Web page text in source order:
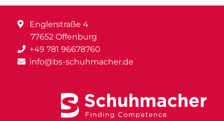
Englerstraße 4
77652 Offenburg
+49 781 96678760
info@bs-schuhmacher.de